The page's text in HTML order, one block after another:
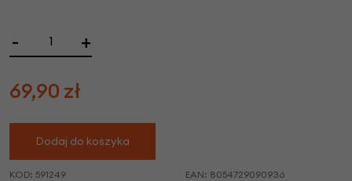
- +
69,90 zł
Dodaj do koszyka
KOD: 591249 EAN: 8054729090936